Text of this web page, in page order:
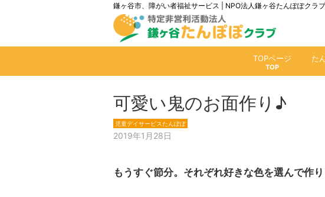
鎌ヶ谷市、障がい者福祉サービス | NPO法人鎌ヶ谷たんぽぽクラ
TOPページ た
可愛い鬼のお面作り♪
児童デイサービスたんぽぽ
2019年1月28日
もうすぐ節分。それぞれ好きな色を選んで作り